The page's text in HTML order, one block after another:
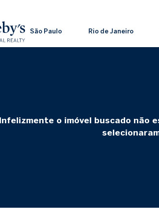
São Paulo Rio de Janeiro
Infelizmente o imóvel buscado não